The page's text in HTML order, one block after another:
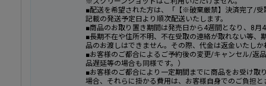
■配送を希望された方は、「【※破棄厳禁】決済完了/
記載の発送予定日より順次配送いたします。
■商品のお取り置き期間は発売日から4週間となり、8月
■長期不在や住所不明、不在受取の連絡が取れない等、
品のお渡しはできません。その際、代金は返金いたし
■お客様のご都合によるご予約後の変更/キャンセル/返
品遅延等の場合も同様です。）
■お客様のご都合により一定期間までに商品をお受け取
場合、それらに掛かる費用は、お客様自身でのご負担